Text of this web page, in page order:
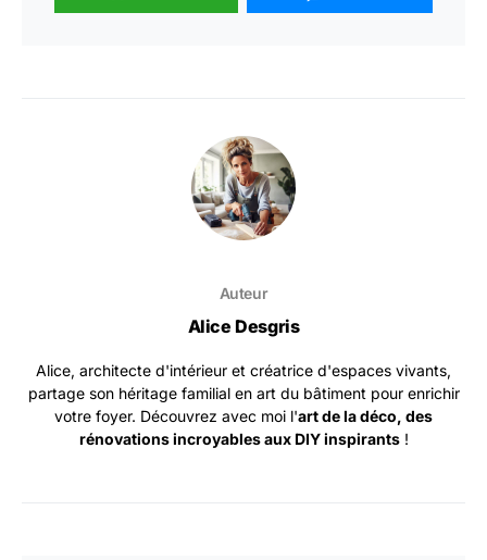
Auteur
Alice Desgris
Alice, architecte d'intérieur et créatrice d'espaces vivants,
partage son héritage familial en art du bâtiment pour enrichir
votre foyer. Découvrez avec moi l'art de la déco, des
rénovations incroyables aux DIY inspirants!